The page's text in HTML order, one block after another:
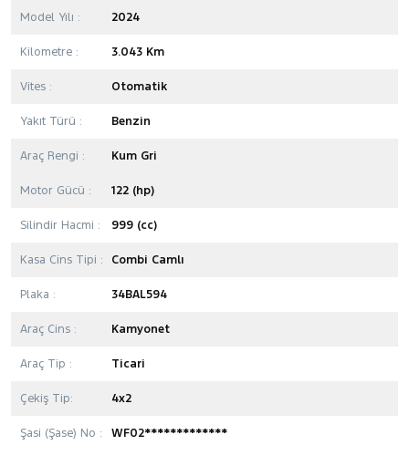
Model Yılı : 2024
Kilometre : 3.043 Km
Vites : Otomatik
Yakıt Türü : Benzin
Araç Rengi : Kum Gri
Motor Gücü : 122 (hp)
Silindir Hacmi : 999 (cc)
Kasa Cins Tipi : Combi Camlı
Plaka : 34BAL594
Araç Cins : Kamyonet
Araç Tip : Ticari
Çekiş Tip: 4x2
Şasi (Şase) No : WF02*************